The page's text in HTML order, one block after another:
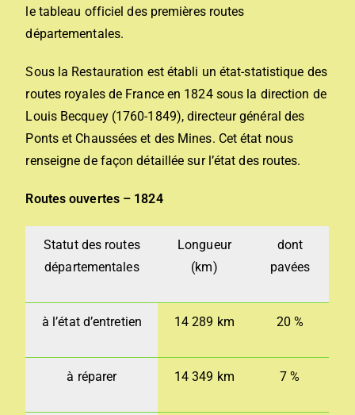
le tableau officiel des premières routes
départementales.
Sous la Restauration est établi un état-statistique des
routes royales de France en 1824 sous la direction de
Louis Becquey (1760-1849), directeur général des
Ponts et Chaussées et des Mines. Cet état nous
renseigne de façon détaillée sur l’état des routes.
Routes ouvertes – 1824
Statut des routes
départementales
Longueur
(km)
dont
pavées
à l’état d’entretien 14 289 km 20 %
à réparer 14 349 km 7 %